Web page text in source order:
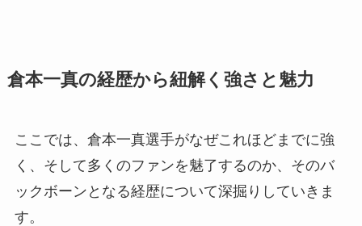
倉本一真の経歴から紐解く強さと魅力
ここでは、倉本一真選手がなぜこれほどまでに強
く、そして多くのファンを魅了するのか、そのバ
ックボーンとなる経歴について深掘りしていきま
す。